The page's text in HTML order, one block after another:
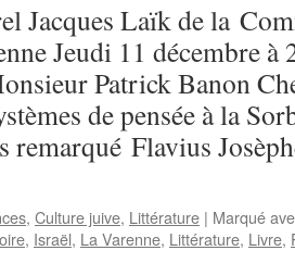
Jacques Laïk de la
Jeudi 11 décembre à
Patrick Banon
de pensée à la
remarqué Flavius
, Culture juive, Littérature | Marqué
, Israël, La Varenne, Littérature, Livre,